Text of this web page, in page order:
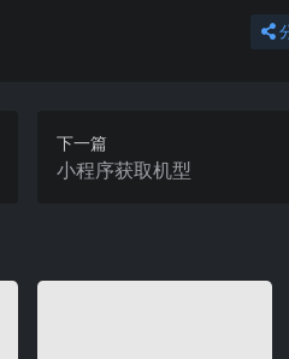
下一篇
小程序获取机型